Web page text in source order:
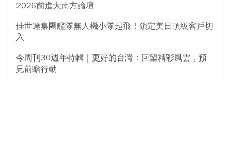
2026前進大南方論壇
佳世達集團艦隊無人機小隊起飛！鎖定美日頂級客戶切
入
今周刊30週年特輯｜更好的台灣：回望精彩風雲，預
見前瞻行動